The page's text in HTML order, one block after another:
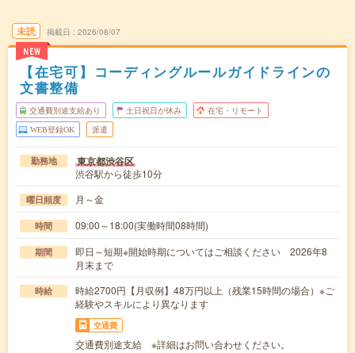
未読
NEW
掲載日 2026/08/07
【在宅可】コーディングルールガイドラインの
文書整備
交通費別途支給あり 土日祝日が休み 在宅・リモート
WEB登録OK 派遣
勤務地 東京都渋谷区
渋谷駅から徒歩10分
曜日頻度 月～金
時間 09:00～18:00(実働時間08時間)
期間
即日～短期※開始時期についてはご相談ください 2026年8
月末まで
時給
時給2700円【月収例】48万円以上（残業15時間の場合）※ご
経験やスキルにより異なります
交通費
交通費別途支給 ※詳細はお問い合わせください。